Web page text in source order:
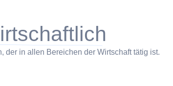
der in allen Bereichen der Wirtschaft tätig ist.